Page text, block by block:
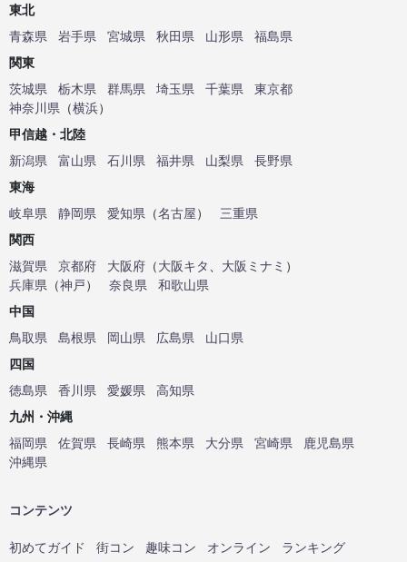
東北
青森県
岩手県 宮城県 秋田県 山形県
福島県
関東
茨城県
栃木県 群馬県 埼玉県 千葉県
東京都
神奈川県 （横浜）
甲信越・北陸
新潟県
富山県 石川県 福井県 山梨県
長野県
東海
岐阜県
静岡県 愛知県 （名古屋）
三重県
関西
滋賀県
京都府 大阪府 （大阪キタ 大阪ミナミ ）
兵庫県 （神戸） 奈良県
和歌山県
中国
鳥取県
島根県 岡山県 広島県
山口県
四国
徳島県
香川県 愛媛県
高知県
九州・沖縄
福岡県
佐賀県 長崎県 熊本県 大分県 宮崎県
鹿児島県
沖縄県
コンテンツ
初めてガイド 街コン 趣味コン オンライン ランキング